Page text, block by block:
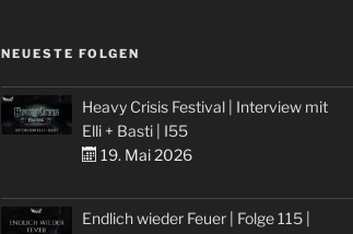
NEUESTE FOLGEN
Heavy Crisis Festival | Interview mit
Elli + Basti | I55
19. Mai 2026
Endlich wieder Feuer | Folge 115 |